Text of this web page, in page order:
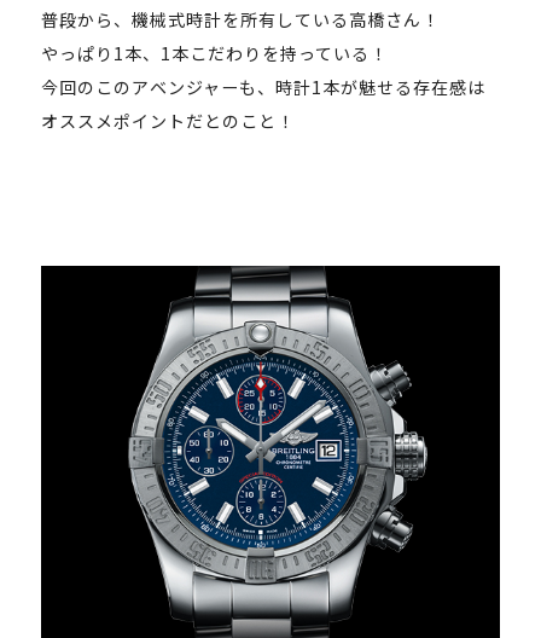
普段から、機械式時計を所有している高橋さん！
やっぱり1本、1本こだわりを持っている！
今回のこのアベンジャーも、時計1本が魅せる存在感は
オススメポイントだとのこと！